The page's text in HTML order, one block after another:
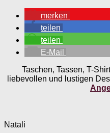
merken
teilen
teilen
E-Mail
Taschen, Tassen, T-
liebevollen und lustigen
Natali